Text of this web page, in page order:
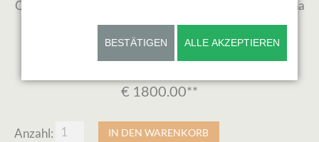
Original-Scratchboard-Kunst der Master Artistin Diana
Höhlig. Das Werk wird in einem hochwertigen
Holzrahmen präsentiert, der den Stil des Kunstwerks
gut ergänzt.
€ 1800.00**
Anzahl:
BESTÄTIGEN ALLE AKZEPTIEREN